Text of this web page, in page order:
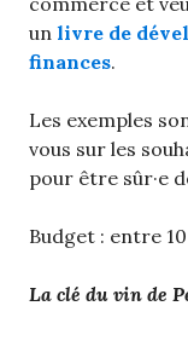
un livre de
finances.
Les exemples
vous sur les
pour être sûr·e
Budget : entre
La clé du vin de